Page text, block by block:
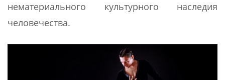
нематериального культурного наследия
человечества.